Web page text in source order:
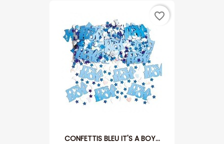
CONFETTIS BLEU IT'S A BOY...
favorite_border